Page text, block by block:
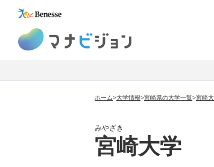
ホーム>大学情報>宮崎県の大学一覧>宮崎
みやざき
宮崎大学